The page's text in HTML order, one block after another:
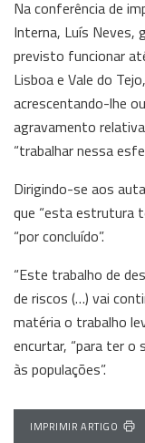
Na conferência de
Interna, Luís Neves,
previsto funcionar
Lisboa e Vale do
acrescentando-lhe
agravamento
“trabalhar nessa
Dirigindo-se aos
que “esta estrutura
“por concluído”.
“Este trabalho de
de riscos (…) vai
matéria o trabalho
encurtar, “para ter o
às populações”.
IMPRIMIR ARTIGO